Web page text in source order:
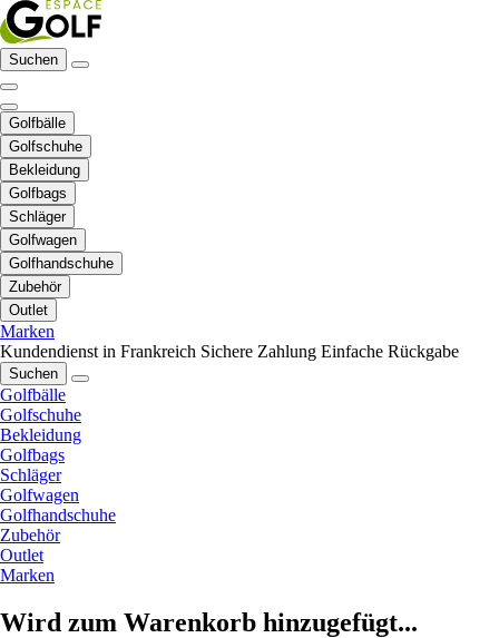
Suchen
Golfbälle
Golfschuhe
Bekleidung
Golfbags
Schläger
Golfwagen
Golfhandschuhe
Zubehör
Outlet
Marken
Kundendienst in Frankreich Sichere Zahlung Einfache Rückgabe
Suchen
Golfbälle
Golfschuhe
Bekleidung
Golfbags
Schläger
Golfwagen
Golfhandschuhe
Zubehör
Outlet
Marken
Wird zum Warenkorb hinzugefügt...